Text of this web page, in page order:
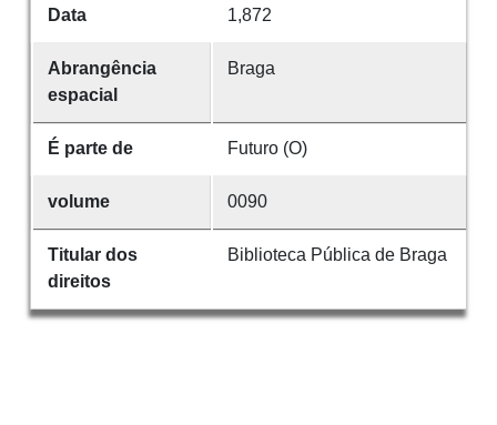
Data 1,872
Abrangência
espacial
Braga
É parte de Futuro (O)
volume 0090
Titular dos
direitos
Biblioteca Pública de Braga